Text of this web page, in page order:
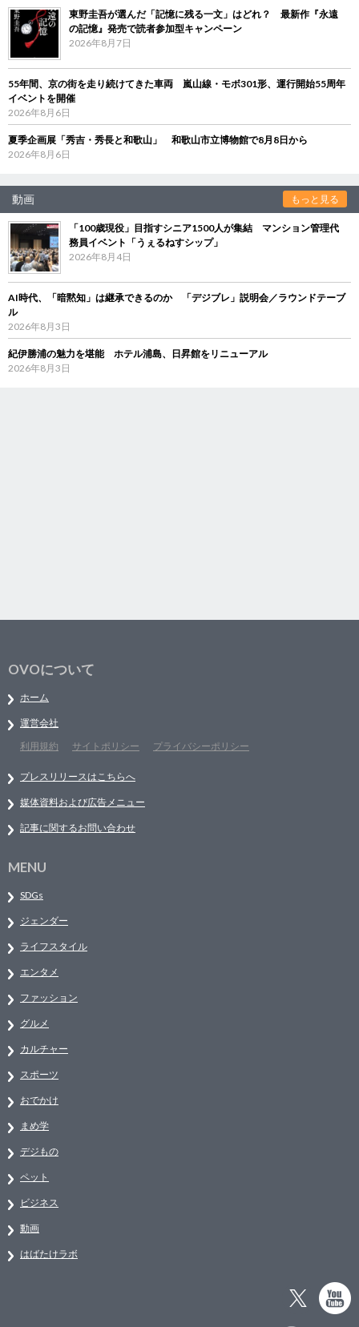
東野圭吾が選んだ「記憶に残る一文」はどれ？ 最新作『永遠
の記憶』発売で読者参加型キャンペーン
2026年8月7日
55年間、京の街を走り続けてきた車両 嵐山線・モボ301形、運行開始55周年
イベントを開催
2026年8月6日
夏季企画展「秀吉・秀長と和歌山」 和歌山市立博物館で8月8日から
2026年8月6日
動画 もっと見る
「100歳現役」目指すシニア1500人が集結 マンション管理代
務員イベント「うぇるねすシップ」
2026年8月4日
AI時代、「暗黙知」は継承できるのか 「デジブレ」説明会／ラウンドテーブ
ル
2026年8月3日
紀伊勝浦の魅力を堪能 ホテル浦島、日昇館をリニューアル
2026年8月3日
OVOについて
ホーム
運営会社
利用規約
サイトポリシー プライバシーポリシー
プレスリリースはこちらへ
媒体資料および広告メニュー
記事に関するお問い合わせ
MENU
SDGs
ジェンダー
ライフスタイル
エンタメ
ファッション
グルメ
カルチャー
スポーツ
おでかけ
まめ学
デジもの
ペット
ビジネス
動画
はばたけラボ